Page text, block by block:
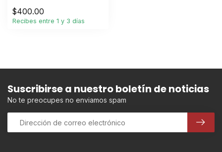
$400.00
Recibes entre 1 y 3 días
Suscribirse a nuestro boletín de noticias
No te preocupes no enviamos spam